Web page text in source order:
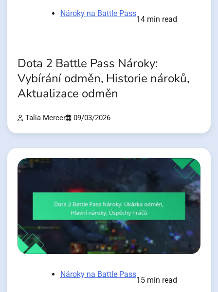
Nároky na Battle Pass
14 min read
Dota 2 Battle Pass Nároky:
Vybírání odměn, Historie nároků,
Aktualizace odměn
Talia Mercer 09/03/2026
Nároky na Battle Pass
15 min read